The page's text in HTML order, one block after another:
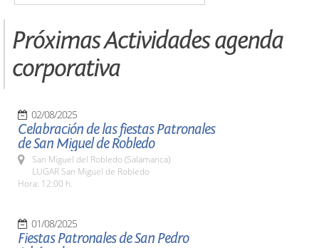
Próximas Actividades agenda
corporativa
02/08/2025
Celabración de las fiestas Patronales
de San Miguel de Robledo
San Miguel del Robledo (Salamanca)
LUGAR San Miguel de Robledo
Hora: 12:00 h.
01/08/2025
Fiestas Patronales de San Pedro